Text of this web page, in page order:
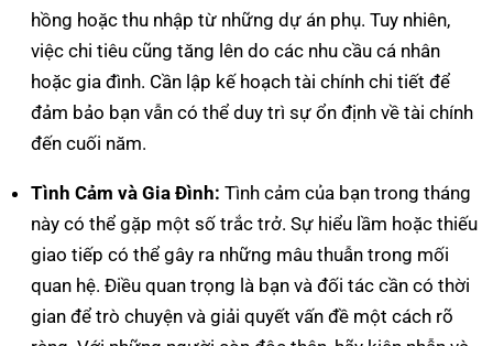
hồng hoặc thu nhập từ những dự án phụ. Tuy nhiên,
việc chi tiêu cũng tăng lên do các nhu cầu cá nhân
hoặc gia đình. Cần lập kế hoạch tài chính chi tiết để
đảm bảo bạn vẫn có thể duy trì sự ổn định về tài chính
đến cuối năm.
Tình Cảm và Gia Đình: Tình cảm của bạn trong tháng
này có thể gặp một số trắc trở. Sự hiểu lầm hoặc thiếu
giao tiếp có thể gây ra những mâu thuẫn trong mối
quan hệ. Điều quan trọng là bạn và đối tác cần có thời
gian để trò chuyện và giải quyết vấn đề một cách rõ